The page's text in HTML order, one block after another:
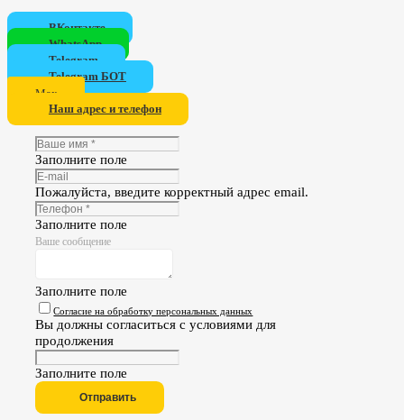
ВКонтакте
WhatsApp
Telegram
Telegram БОТ
Мах
Наш адрес и телефон
Заполните поле
Пожалуйста, введите корректный адрес email.
Заполните поле
Ваше сообщение
Заполните поле
Согласие на обработку персональных данных
Вы должны согласиться с условиями для
продолжения
Заполните поле
Отправить